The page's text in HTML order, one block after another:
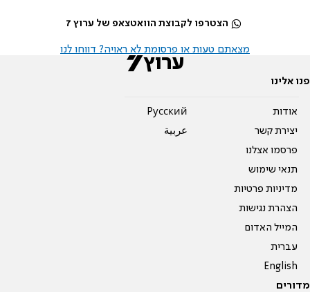
הצטרפו לקבוצת הוואטצאפ של ערוץ 7
מצאתם טעות או פרסומת לא ראויה? דווחו לנו
פנו אלינו
אודות
יצירת קשר
פרסמו אצלנו
תנאי שימוש
מדיניות פרטיות
הצהרת נגישות
המייל האדום
עברית
English
Pусский
عربية
מדורים